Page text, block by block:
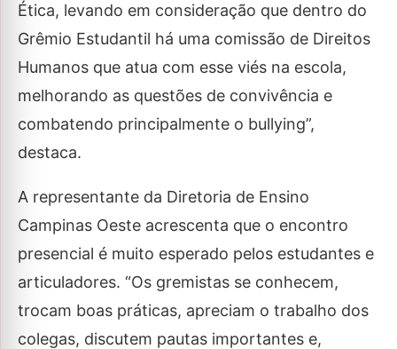
Ética, levando em consideração que dentro do
Grêmio Estudantil há uma comissão de Direitos
Humanos que atua com esse viés na escola,
melhorando as questões de convivência e
combatendo principalmente o bullying”,
destaca.
A representante da Diretoria de Ensino
Campinas Oeste acrescenta que o encontro
presencial é muito esperado pelos estudantes e
articuladores. “Os gremistas se conhecem,
trocam boas práticas, apreciam o trabalho dos
colegas, discutem pautas importantes e,